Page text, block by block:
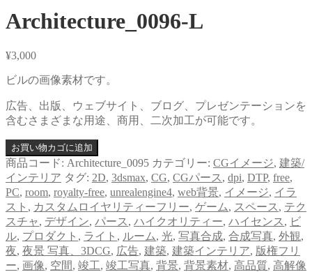
Architecture_0096-L
¥3,000
ビルの画像素材です。
広告、出版、ウェブサイト、ブログ、プレゼンテーションを
含むさまざまな用途、商用、二次加工が可能です。
お買い物カゴに追加
商品コード: Architecture_0095 カテゴリー: CGイメージ, 建築/
インテリア タグ: 2D, 3dsmax, CG, CGパース , dpi, DTP, free,
PC, room, royalty-free, unrealengine4, web背景, イメージ, イラ
スト , カスタムロイヤリティーフリー, ゲーム, スペース , テク
スチャ, デザイン, パース , ハイクオリティー, ハイセンス , ビ
ル, プロダクト , ライト , ルーム, 光, 写真合成, 合成写真, 外観,
夜, 夜景 写真、3DCG, 広告, 建築, 建築インテリア, 版権フリ
ー, 画像, 空間, 竣工, 竣工写真, 背景, 背景素材, 高品質, 高解像